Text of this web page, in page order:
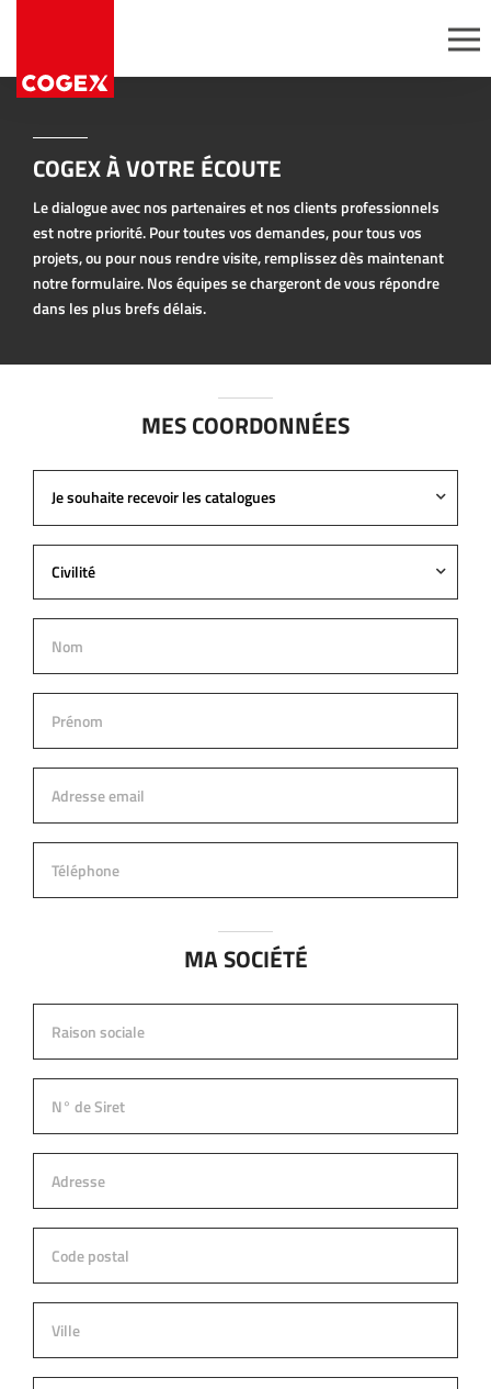
Expertise
Gammes
permanentes
Offres
promotionnelles
Opérations avec
services
Conditionnement à
Postes ouverts
Candidatures
spontanées
COGEX À VOTRE ÉCOUTE
Le dialogue avec nos partenaires et nos clients professionnels
est notre priorité. Pour toutes vos demandes, pour tous vos
projets, ou pour nous rendre visite, remplissez dès maintenant
notre formulaire. Nos équipes se chargeront de vous répondre
dans les plus brefs délais.
MES COORDONNÉES
Je souhaite recevoir les catalogues
Civilité
MA SOCIÉTÉ